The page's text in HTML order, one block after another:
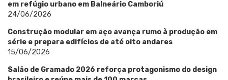
em refúgio urbano em Balneário Camboriú
24/06/2026
Construção modular em aço avança rumo à produção em
série e prepara edifícios de até oito andares
15/06/2026
Salão de Gramado 2026 reforça protagonismo do design